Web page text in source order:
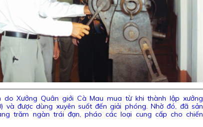
do Xưởng Quân giới Cà Mau mua từ khi thành lập xưởng
và được dùng xuyên suốt đến giải phóng. Nhờ đó, đã sản
trăm ngàn trái đạn, pháo các loại cung cấp cho chiến